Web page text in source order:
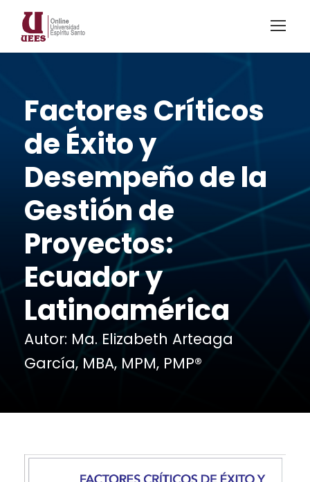
Factores Críticos
de Éxito y
Desempeño de la
Gestión de
Proyectos:
Ecuador y
Latinoamérica
Autor: Ma. Elizabeth Arteaga
García, MBA, MPM, PMP®